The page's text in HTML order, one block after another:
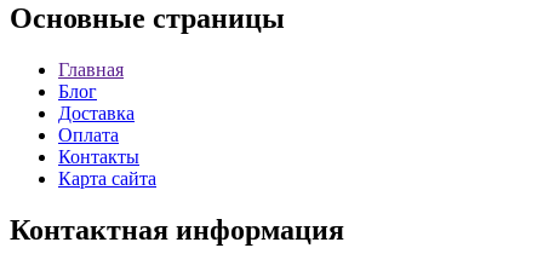
Основные страницы
Главная
Блог
Доставка
Оплата
Контакты
Карта сайта
Контактная информация